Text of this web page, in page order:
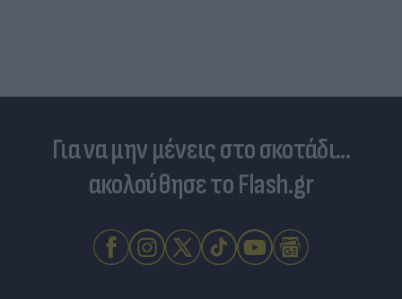
Για να μην μένεις στο σκοτάδι...
ακολούθησε το Flash.gr